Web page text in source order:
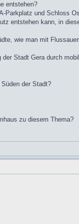
entstehen?
Parkplatz und Schloss
entstehen kann, in
wie man mit
Stadt Gera durch
der Stadt?
zu diesem Thema?